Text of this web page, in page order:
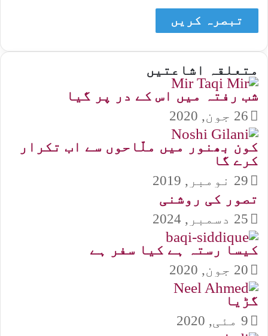
متعلقہ اشاعتیں
شب رفتہ میں اس کے در پر گیا
26 جون, 2020
کون بھنور میں ملّاحوں سے اب تکرار
کرے گا
29 نومبر, 2019
تصور کی روشنی
25 دسمبر, 2024
کیسا رستہ ہے کیا سفر ہے
20 جون, 2020
گڑیا
9 مئی, 2020